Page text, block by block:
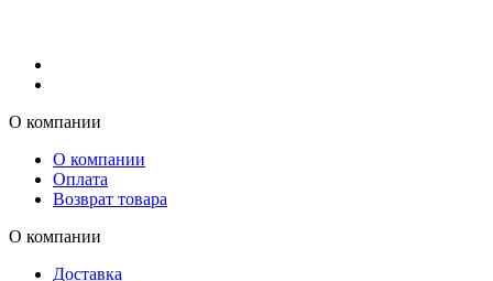
О компании
О компании
Оплата
Возврат товара
О компании
Доставка